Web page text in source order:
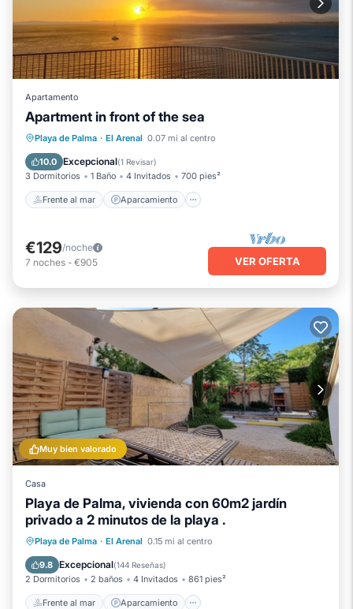
Apartamento
Apartment in front of the sea
Playa de Palma · El Arenal 0.07 mi al centro
10.0 Excepcional(1 Revisar)
3 Dormitorios 1 Baño 4 Invitados 700 pies²
Frente al mar Aparcamiento
Frente al mar
Aparcamiento
Vista al mar
€129/noche
7 noches - €905 VER OFERTA
Muy bien valorado
Casa
Playa de Palma, vivienda con 60m2 jardín
privado a 2 minutos de la playa .
Playa de Palma · El Arenal 0.15 mi al centro
9.8 Excepcional(144 Reseñas)
2 Dormitorios 2 baños 4 Invitados 861 pies²
Frente al mar Aparcamiento
Frente al mar
Aparcamiento
Vista al mar
Balcón/Terraza